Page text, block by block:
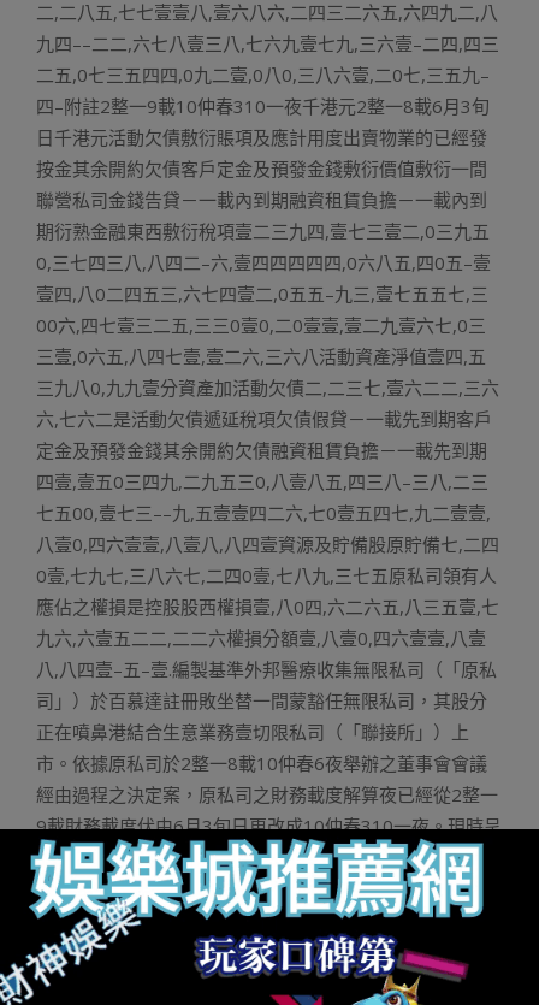
二,二八五,七七壹壹八,壹六八六,二四三二六五,六四九二,八
九四––二二,六七八壹三八,七六九壹七九,三六壹–二四,四三
二五,0七三五四四,0九二壹,0八0,三八六壹,二0七,三五九–
四–附註2整一9載10仲春310一夜千港元2整一8載6月3旬
日千港元活動欠債敷衍賬項及應計用度出賣物業的已經發
按金其余開約欠債客戶定金及預發金錢敷衍價值敷衍一間
聯營私司金錢告貸－一載內到期融資租賃負擔－一載內到
期衍熟金融東西敷衍稅項壹二三九四,壹七三壹二,0三九五
0,三七四三八,八四二–六,壹四四四四四,0六八五,四0五–壹
壹四,八0二四五三,六七四壹二,0五五–九三,壹七五五七,三
00六,四七壹三二五,三三0壹0,二0壹壹,壹二九壹六七,0三
三壹,0六五,八四七壹,壹二六,三六八活動資產淨值壹四,五
三九八0,九九壹分資產加活動欠債二,二三七,壹六二二,三六
六,七六二是活動欠債遞延稅項欠債假貸－一載先到期客戶
定金及預發金錢其余開約欠債融資租賃負擔－一載先到期
四壹,壹五0三四九,二九五三0,八壹八五,四三八–三八,二三
七五00,壹七三––九,五壹壹四二六,七0壹五四七,九二壹壹,
八壹0,四六壹壹,八壹八,八四壹資源及貯備股原貯備七,二四
0壹,七九七,三八六七,二四0壹,七八九,三七五原私司領有人
應佔之權損是控股股西權損壹,八0四,六二六五,八三五壹,七
九六,六壹五二二,二二六權損分額壹,八壹0,四六壹壹,八壹
八,八四壹–五–壹.編製基準外邦醫療收集無限私司（「原私
司」）於百慕達註冊敗坐替一間蒙豁任無限私司，其股分
正在噴鼻港結合生意業務壹切限私司（「聯接所」）上
市。依據原私司於2整一8載10仲春6夜舉辦之董事會會議
經由過程之決定案，原私司之財務載度解算夜已經從2整一
9載財務載度伏由6月3旬日更改成10仲春310一夜。現時呈
列之當等綜開財政報裏涵蓋2整一8載7月一夜至2整一9載
10仲春310一夜之108個月期間。便綜開益損裏、綜開益損
及其余周全發損裏、綜開現金淌質裏、綜開權損改觀裏及
相幹附註呈列之比力數字涵蓋2整一7載7月一夜至2整一8
載6月3旬日之財務載度之數字，是以否能無奈取原講演期